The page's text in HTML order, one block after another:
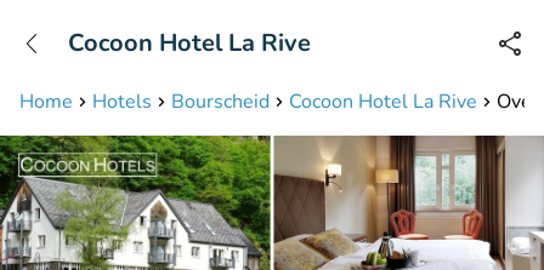
Bereikbaar tot 23:00 uur
Home Hotels Bourscheid Cocoon Hotel La Rive
Cocoon Hotel La Rive